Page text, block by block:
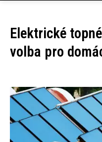
Elektrické
volba pro